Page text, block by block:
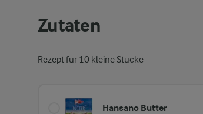
Zutaten
Rezept für 10 kleine Stücke
Hansano Butter